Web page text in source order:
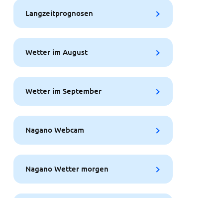
Langzeitprognosen
Wetter im August
Wetter im September
Nagano Webcam
Nagano Wetter morgen